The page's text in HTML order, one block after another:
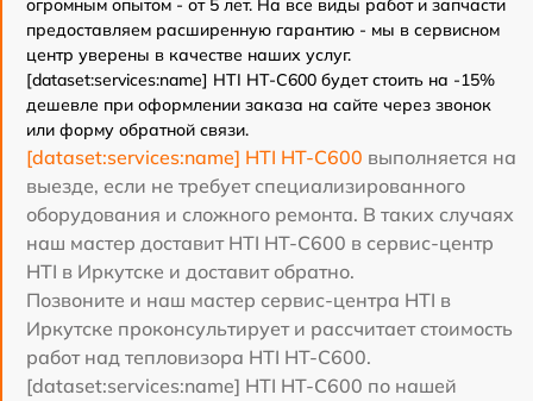
огромным опытом - от 5 лет. На все виды работ и запчасти
предоставляем расширенную гарантию - мы в сервисном
центр уверены в качестве наших услуг.
[dataset:services:name] HTI HT-C600 будет стоить на -15%
дешевле при оформлении заказа на сайте через звонок
или форму обратной связи.
[dataset:services:name] HTI HT-C600 выполняется на
выезде, если не требует специализированного
оборудования и сложного ремонта. В таких случаях
наш мастер доставит HTI HT-C600 в сервис-центр
HTI в Иркутске и доставит обратно.
Позвоните и наш мастер сервис-центра HTI в
Иркутске проконсультирует и рассчитает стоимость
работ над тепловизора HTI HT-C600.
[dataset:services:name] HTI HT-C600 по нашей